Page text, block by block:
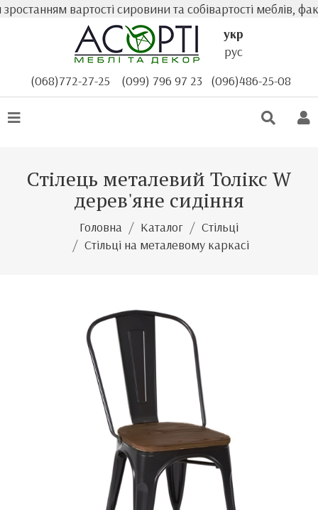
вартості сировини та собівартості меблів,
укр
рус
(068)772-27-25
(099) 796 97 23 (096)486-25-08
Стілець металевий Толікс W
дерев'яне сидіння
Головна Каталог
Стільці
Стільці на металевому каркасі